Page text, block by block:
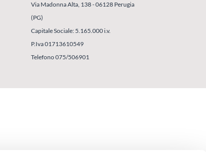
Via Madonna Alta, 138 - 06128 Perugia
(PG)
Capitale Sociale: 5.165.000 i.v.
P.Iva 01713610549
Telefono 075/506901